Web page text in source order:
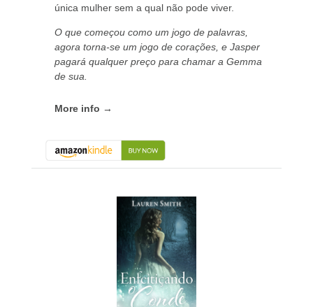
única mulher sem a qual não pode viver.
O que começou como um jogo de palavras,
agora torna-se um jogo de corações, e Jasper
pagará qualquer preço para chamar a Gemma
de sua.
More info →